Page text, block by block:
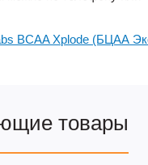
BCAA Xplode (БЦАА
товары